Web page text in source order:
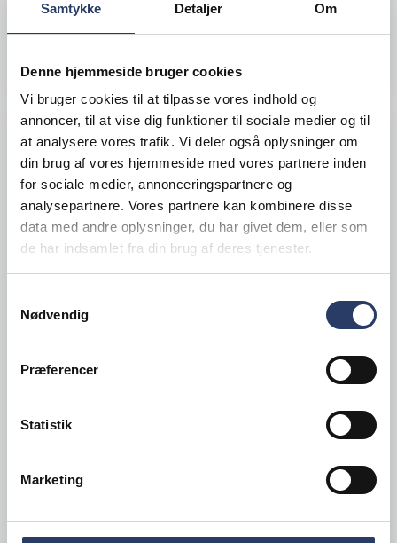
Samtykke Detaljer Om
Denne hjemmeside bruger cookies
Vi bruger cookies til at tilpasse vores indhold og
annoncer, til at vise dig funktioner til sociale medier og til
at analysere vores trafik. Vi deler også oplysninger om
din brug af vores hjemmeside med vores partnere inden
for sociale medier, annonceringspartnere og
analysepartnere. Vores partnere kan kombinere disse
data med andre oplysninger, du har givet dem, eller som
de har indsamlet fra din brug af deres tjenester.
Nødvendig
Præferencer
Statistik
Marketing
Sprayhoved Tilbehør
Varenr.71019001
5,40 DKK /productUnit